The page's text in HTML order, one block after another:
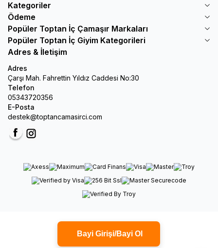
Kategoriler
Ödeme
Popüler Toptan İç Çamaşır Markaları
Popüler Toptan İç Giyim Kategorileri
Adres & İletişim
Adres
Çarşı Mah. Fahrettin Yıldız Caddesi No:30
Telefon
05343720356
E-Posta
destek@toptancamasirci.com
FacebookInstagram
Bayi Girişi/Bayi Ol